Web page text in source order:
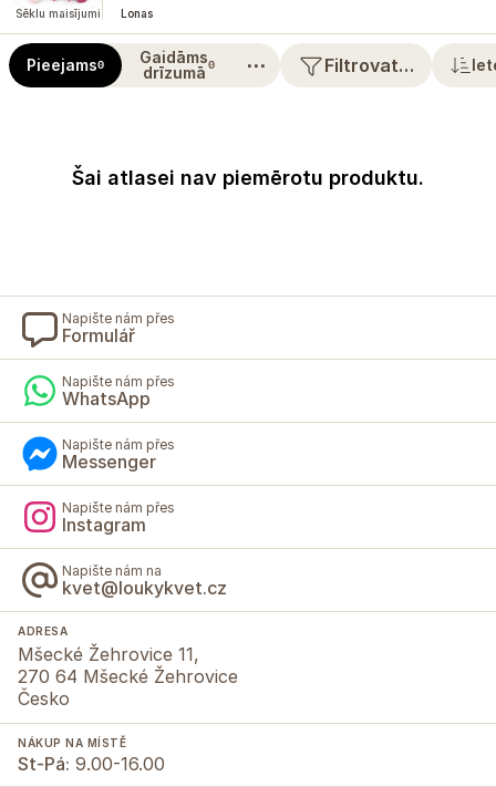
Sēklu maisījumi Lonas
Pieejams0
Gaidāms
drīzumā 0 ⋯ Filtrovat…
Šai atlasei nav piemērotu produktu.
Napište nám přes
Formulář
Napište nám přes
WhatsApp
Napište nám přes
Messenger
Napište nám přes
Instagram
Napište nám na
kvet@loukykvet.cz
ADRESA
Mšecké Žehrovice 11,
270 64 Mšecké Žehrovice
Česko
NÁKUP NA MÍSTĚ
St-Pá: 9.00-16.00